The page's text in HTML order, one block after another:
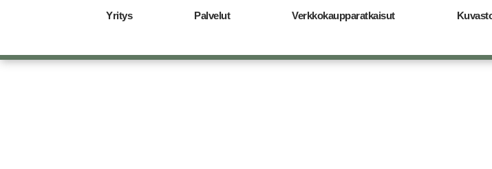
Yritys Palvelut Verkkokaupparatkaisut